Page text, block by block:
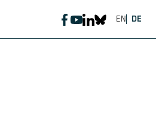
DE
EN